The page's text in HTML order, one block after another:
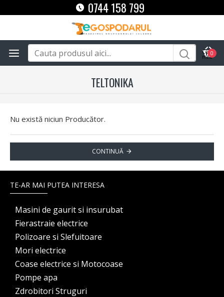
0744 158 799
0
TELTONIKA
Nu există niciun Producător.
CONTINUĂ
TE-AR MAI PUTEA INTERESA
Masini de gaurit si insurubat
Fierastraie electrice
Polizoare si Slefuitoare
Mori electrice
Coase electrice si Motocoase
Pompe apa
Zdrobitori Struguri